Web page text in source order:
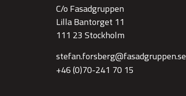
C/o Fasadgruppen
Lilla Bantorget 11
111 23 Stockholm
stefan.forsberg@fasadgruppen.se
+46 (0)70-241 70 15